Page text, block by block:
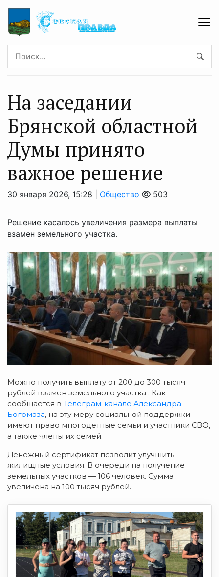
На заседании
Брянской областной
Думы принято
важное решение
30 января 2026, 15:28 | Общество 503
Решение касалось увеличения размера выплаты
взамен земельного участка.
Можно получить выплату от 200 до 300 тысяч
рублей взамен земельного участка . Как
сообщается в Телеграм-канале Александра
Богомаза, на эту меру социальной поддержки
имеют право многодетные семьи и участники СВО,
а также члены их семей.
Денежный сертификат позволит улучшить
жилищные условия. В очереди на получение
земельных участков — 106 человек. Сумма
увеличена на 100 тысяч рублей.